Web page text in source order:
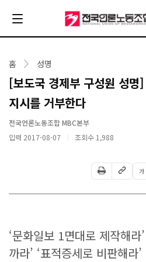
홈 성명
[보도국 경제부 구성원 성명]
지시를 거부한다
전국언론노동조합 MBC본부
입력 2017-08-07
조회수 1,988
가
‘문화일보 1면대로 제작해라
까라’ ‘표적증세로 비판해라’